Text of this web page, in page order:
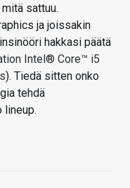
sattuu.
ja joissakin
hakkasi päätä
Intel® Core™ i5
). Tiedä sitten onko
tehdä
lineup.